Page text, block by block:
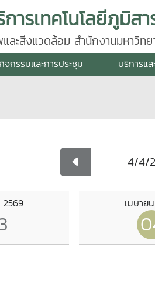
ละสิ่งแวดล้อม สำนักงานมหาวิท
จกรรมและการประชุม บริการแ
2569 เมษาย